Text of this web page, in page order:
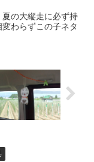
夏の大縦走に必ず持
わらずこの子ネタ